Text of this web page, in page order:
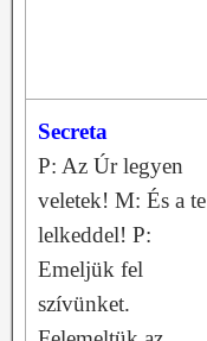
Secreta
P: Az Úr legyen
veletek! M: És a te
lelkeddel! P:
Emeljük fel
szívünket.